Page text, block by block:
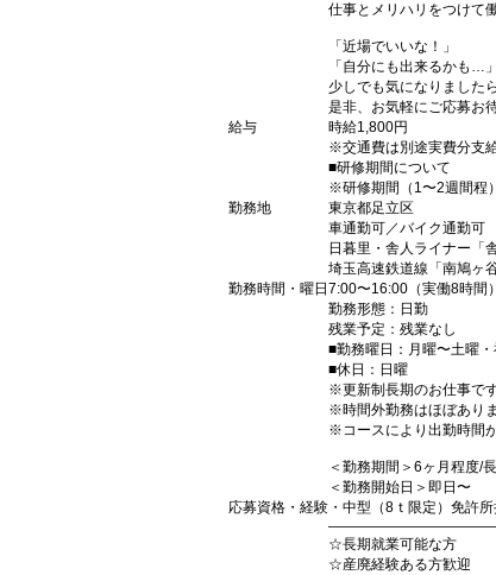
仕事とメリハリをつけて
「近場でいいな！」
「自分にも出来るかも…
少しでも気になりましたら
是非、お気軽にご応募お
給与
時給1,800円
※交通費は別途実費分支
■研修期間について
※研修期間（1〜2週間程
勤務地
東京都足立区
車通勤可／バイク通勤可
日暮里・舎人ライナー「
埼玉高速鉄道線「南鳩ヶ
勤務時間・曜日 7:00〜16:00（実働8時間）
勤務形態：日勤
残業予定：残業なし
■勤務曜日：月曜〜土曜
■休日：日曜
※更新制長期のお仕事で
※時間外勤務はほぼあり
※コースにより出勤時間
＜勤務期間＞6ヶ月程度/
＜勤務開始日＞即日〜
応募資格・経験 ・中型（8ｔ限定）免許
☆長期就業可能な方
☆産廃経験ある方歓迎